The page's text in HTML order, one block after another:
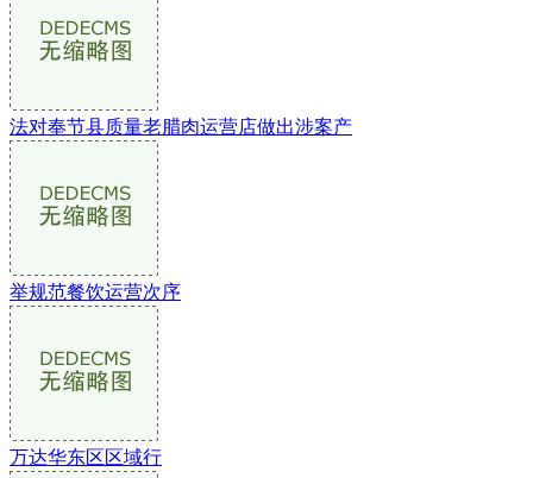
法对奉节县质量老腊肉运营店做出涉案产
举规范餐饮运营次序
万达华东区区域行